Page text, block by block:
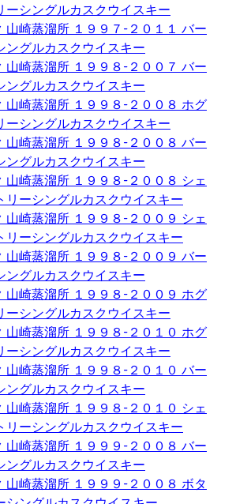
ーシングルカスクウイスキー
山崎蒸溜所 １９９７-２０１１ バー
ングルカスクウイスキー
山崎蒸溜所 １９９８-２００７ バー
ングルカスクウイスキー
山崎蒸溜所 １９９８-２００８ ホグ
ーシングルカスクウイスキー
山崎蒸溜所 １９９８-２００８ バー
ングルカスクウイスキー
山崎蒸溜所 １９９８-２００８ シェ
リーシングルカスクウイスキー
山崎蒸溜所 １９９８-２００９ シェ
リーシングルカスクウイスキー
山崎蒸溜所 １９９８-２００９ バー
ングルカスクウイスキー
山崎蒸溜所 １９９８-２００９ ホグ
ーシングルカスクウイスキー
山崎蒸溜所 １９９８-２０１０ ホグ
ーシングルカスクウイスキー
山崎蒸溜所 １９９８-２０１０ バー
ングルカスクウイスキー
山崎蒸溜所 １９９８-２０１０ シェ
リーシングルカスクウイスキー
山崎蒸溜所 １９９９-２００８ バー
ングルカスクウイスキー
山崎蒸溜所 １９９９-２００８ ボタ